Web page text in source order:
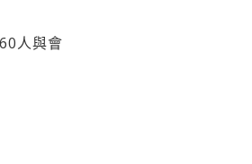
人與會